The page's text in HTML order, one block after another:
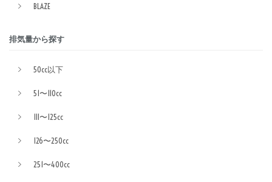
BLAZE
排気量から探す
50cc以下
51〜110cc
111〜125cc
126〜250cc
251〜400cc